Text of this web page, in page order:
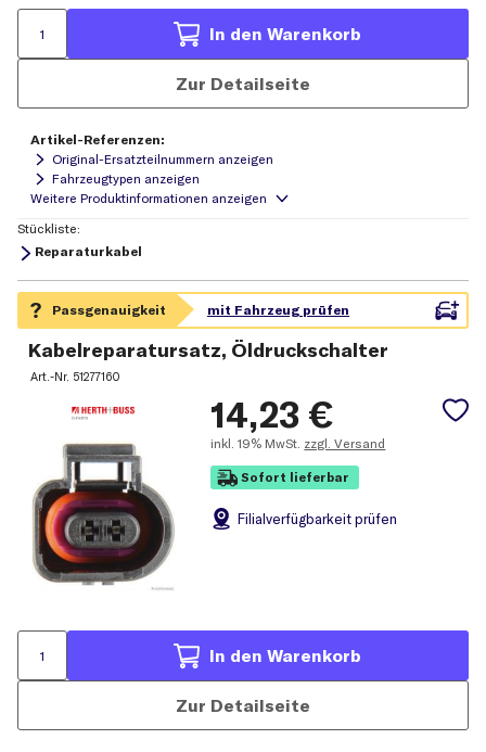
In den Warenkorb
Zur Detailseite
Artikel-Referenzen:
Original-Ersatzteilnummern anzeigen
Fahrzeugtypen anzeigen
Stückliste:
Reparaturkabel
Kabelreparatursatz, Öldruckschalter
Art.-Nr. 51277160
14,23 €
inkl. 19% MwSt. zzgl. Versand
Sofort lieferbar
Filialverfügbarkeit prüfen
In den Warenkorb
Zur Detailseite